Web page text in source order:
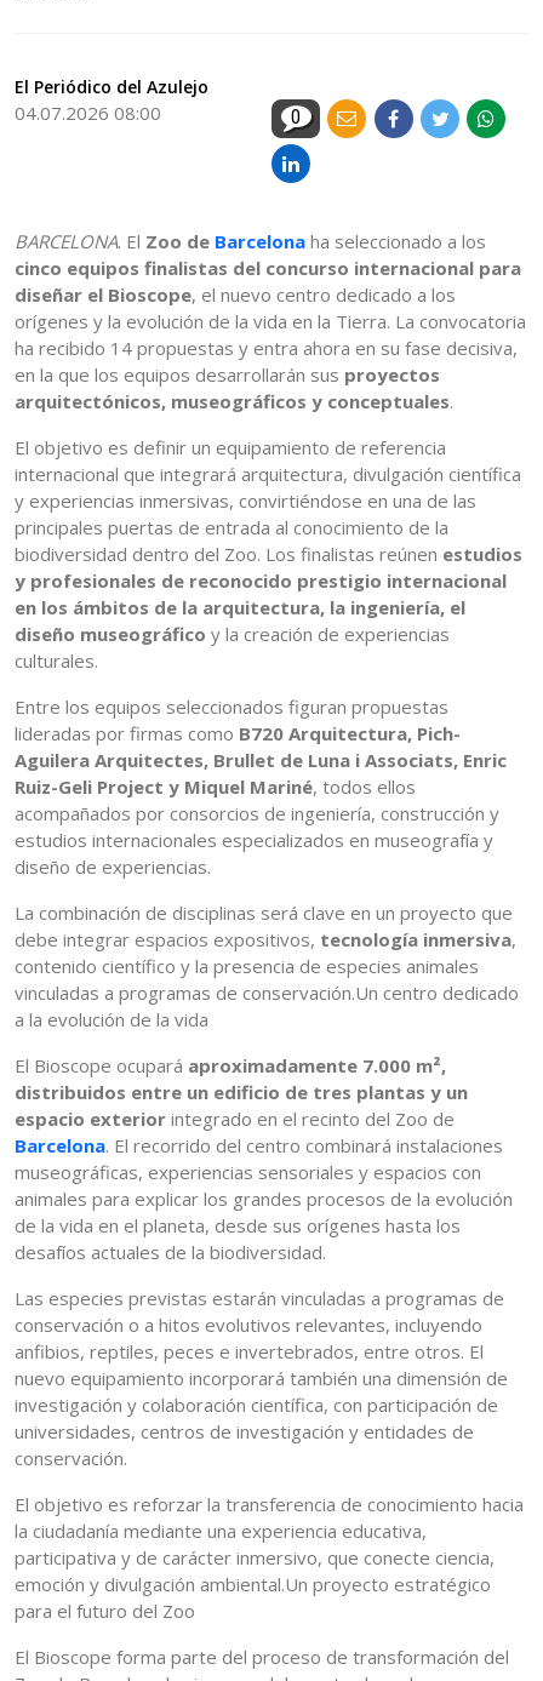
El Periódico del Azulejo
04.07.2026 08:00 0
BARCELONA. El Zoo de Barcelona ha seleccionado a los
cinco equipos finalistas del concurso internacional para
diseñar el Bioscope, el nuevo centro dedicado a los
orígenes y la evolución de la vida en la Tierra. La convocatoria
ha recibido 14 propuestas y entra ahora en su fase decisiva,
en la que los equipos desarrollarán sus proyectos
arquitectónicos, museográficos y conceptuales.
El objetivo es definir un equipamiento de referencia
internacional que integrará arquitectura, divulgación científica
y experiencias inmersivas, convirtiéndose en una de las
principales puertas de entrada al conocimiento de la
biodiversidad dentro del Zoo. Los finalistas reúnen estudios
y profesionales de reconocido prestigio internacional
en los ámbitos de la arquitectura, la ingeniería, el
diseño museográfico y la creación de experiencias
culturales.
Entre los equipos seleccionados figuran propuestas
lideradas por firmas como B720 Arquitectura, Pich-
Aguilera Arquitectes, Brullet de Luna i Associats, Enric
Ruiz-Geli Project y Miquel Mariné, todos ellos
acompañados por consorcios de ingeniería, construcción y
estudios internacionales especializados en museografía y
diseño de experiencias.
La combinación de disciplinas será clave en un proyecto que
debe integrar espacios expositivos, tecnología inmersiva,
contenido científico y la presencia de especies animales
vinculadas a programas de conservación.Un centro dedicado
a la evolución de la vida
El Bioscope ocupará aproximadamente 7.000 m²,
distribuidos entre un edificio de tres plantas y un
espacio exterior integrado en el recinto del Zoo de
Barcelona. El recorrido del centro combinará instalaciones
museográficas, experiencias sensoriales y espacios con
animales para explicar los grandes procesos de la evolución
de la vida en el planeta, desde sus orígenes hasta los
desafíos actuales de la biodiversidad.
Las especies previstas estarán vinculadas a programas de
conservación o a hitos evolutivos relevantes, incluyendo
anfibios, reptiles, peces e invertebrados, entre otros. El
nuevo equipamiento incorporará también una dimensión de
investigación y colaboración científica, con participación de
universidades, centros de investigación y entidades de
conservación.
El objetivo es reforzar la transferencia de conocimiento hacia
la ciudadanía mediante una experiencia educativa,
participativa y de carácter inmersivo, que conecte ciencia,
emoción y divulgación ambiental.Un proyecto estratégico
para el futuro del Zoo
El Bioscope forma parte del proceso de transformación del